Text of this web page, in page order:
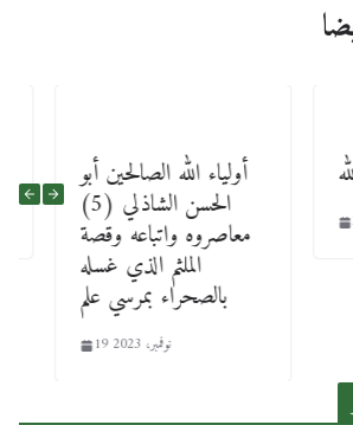
أولياء الله الصالحين أبو
الحسن الشاذلي (5)
معاصروه واتباعه وقصة
الملثم الذي غسله
بالصحراء بمرسي علم
19 نوفمبر، 2023